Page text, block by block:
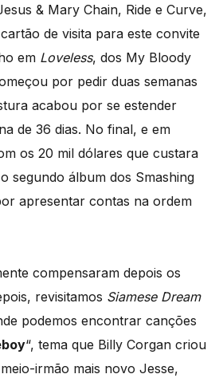
& Mary Chain, Ride e Curve,
de visita para este convite
em Loveless, dos My Bloody
por pedir duas semanas
acabou por se estender
de 36 dias. No final, e em
os 20 mil dólares que custara
segundo álbum dos Smashing
apresentar contas na ordem
compensaram depois os
revisitamos Siamese Dream
podemos encontrar canções
“, tema que Billy Corgan criou
irmão mais novo Jesse,